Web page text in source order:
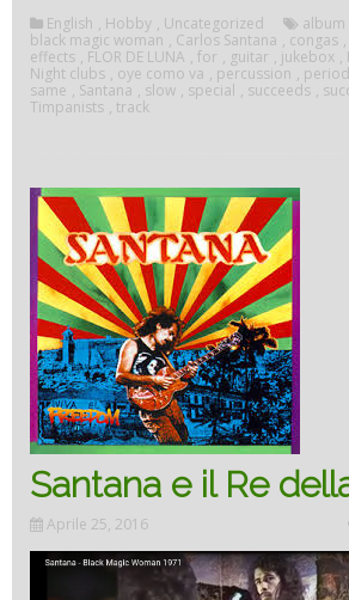
English , Hobby , Uncategorized album
black magic woman , Carlos Santana , congas ,
effects , FLOR DE LUNA , for , guitar , jukebox ,
Night clubs , oye como va , percussion ,
same , Santana , slow , special , succeeds ,
Timpanists , track
Santana e il Re
Aprile 25, 2016